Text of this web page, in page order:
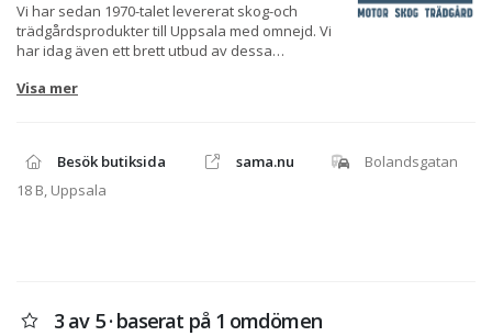
Vi har sedan 1970-talet levererat skog-och
trädgårdsprodukter till Uppsala med omnejd. Vi
har idag även ett brett utbud av dessa
gällande Can-Am, Sea-Doo.
Visa mer
Besök butiksida sama.nu
Bolandsgatan
18 B, Uppsala
3 av 5 · baserat på 1 omdömen